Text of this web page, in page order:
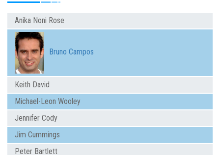
Anika Noni Rose
Bruno Campos
Keith David
Michael-Leon Wooley
Jennifer Cody
Jim Cummings
Peter Bartlett